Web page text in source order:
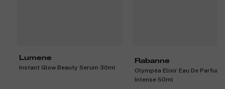
Lumene
Instant Glow Beauty Serum 30ml
Rabanne
Olympéa Elixir Eau De Parfum
Intense 50ml